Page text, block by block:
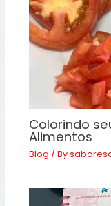
Colorindo
Alimentos
Blog / By